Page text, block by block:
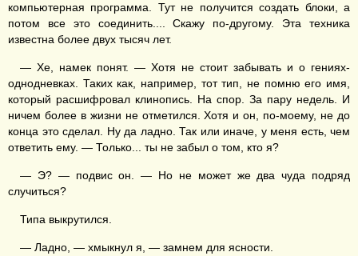
компьютерная программа. Тут не получится создать блоки, а
потом все это соединить.... Скажу по-другому. Эта техника
известна более двух тысяч лет.
— Хе, намек понят. — Хотя не стоит забывать и о гениях-
однодневках. Таких как, например, тот тип, не помню его имя,
который расшифровал клинопись. На спор. За пару недель. И
ничем более в жизни не отметился. Хотя и он, по-моему, не до
конца это сделал. Ну да ладно. Так или иначе, у меня есть, чем
ответить ему. — Только... ты не забыл о том, кто я?
— Э? — подвис он. — Но не может же два чуда подряд
случиться?
Типа выкрутился.
— Ладно, — хмыкнул я, — замнем для ясности.